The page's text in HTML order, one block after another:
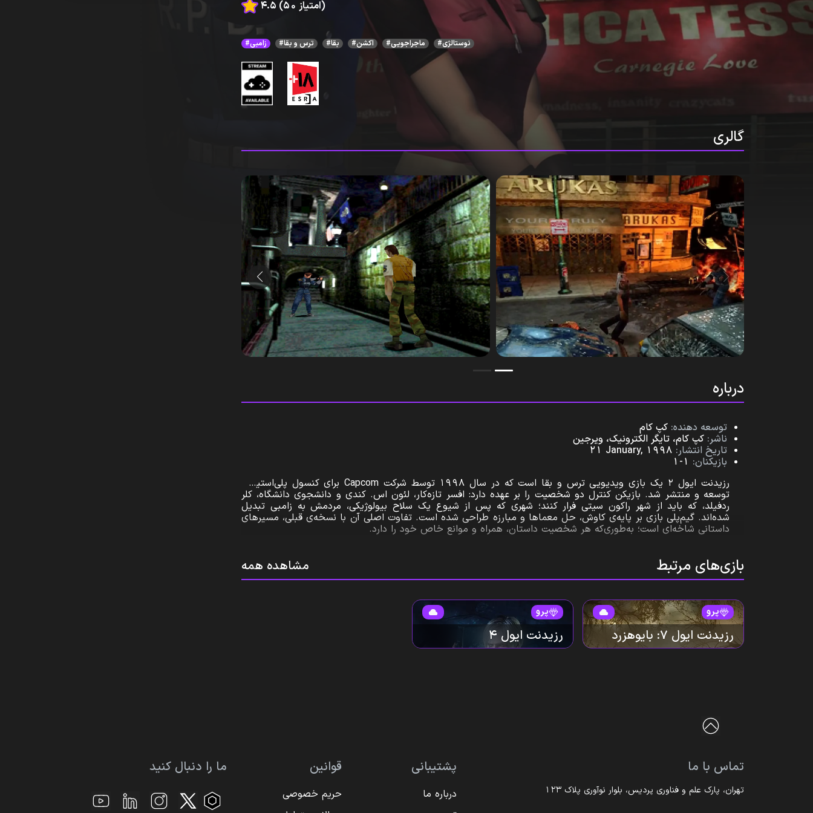
4.5 (50 امتیاز)
#زامبی #ترس و بقا #بقا #اکشن #ماجراجویی #نوستالژی
گالری
درباره
توسعه‌ دهنده: کپ کام
ناشر: کپ کام، تایگر الکترونیک، ویرجین
تاریخ انتشار: 21 January, 1998
بازیکنان: 1-1
رزیدنت ایول 2 یک بازی ویدیویی ترس و بقا است که در سال ۱۹۹۸ توسط شرکت Capcom برای کنسول پلی‌استیشن
توسعه و منتشر شد. بازیکن کنترل دو شخصیت را بر عهده دارد: افسر تازه‌کار، لئون اس. کندی و دانشجوی دانشگاه، کلر
ردفیلد، که باید از شهر راکون سیتی فرار کنند؛ شهری که پس از شیوع یک سلاح بیولوژیکی، مردمش به زامبی تبدیل
شده‌اند. گیم‌پلی بازی بر پایه‌ی کاوش، حل معماها و مبارزه طراحی شده است. تفاوت اصلی آن با نسخه‌ی قبلی، مسیرهای
داستانی شاخه‌ای است؛ به‌طوری‌که هر شخصیت داستان، همراه و موانع خاص خود را دارد.
بازی‌های مرتبط مشاهده همه
پرو
رزیدنت ایول ۷: بایوهزرد
پرو
رزیدنت ایول ۴
تماس با ما
تهران، پارک علم و فناوری پردیس، بلوار نوآوری پلاک ۱۲۳
پشتیبانی
درباره ما
قوانین
حریم خصوصی
ما را دنبال کنید